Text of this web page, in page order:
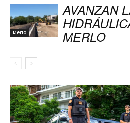
Merlo
AVANZAN
MERLO